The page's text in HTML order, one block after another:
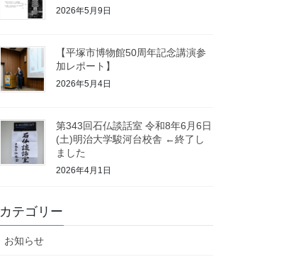
2026年5月9日
【平塚市博物館50周年記念講演参
加レポート】
2026年5月4日
第343回石仏談話室 令和8年6月6日
(土)明治大学駿河台校舎 ←終了し
ました
2026年4月1日
カテゴリー
お知らせ